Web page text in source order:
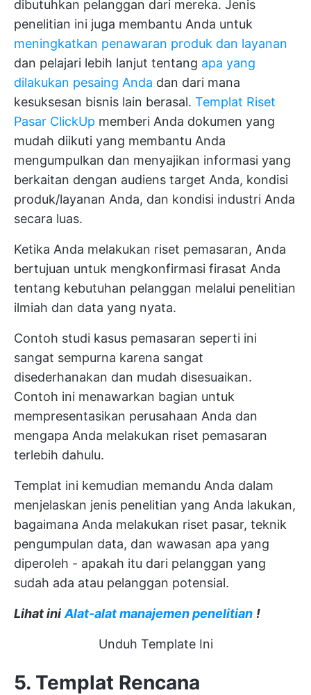
dibutuhkan pelanggan dari mereka. Jenis
penelitian ini juga membantu Anda untuk
meningkatkan penawaran produk dan layanan
dan pelajari lebih lanjut tentang apa yang
dilakukan pesaing Anda dan dari mana
kesuksesan bisnis lain berasal. Templat Riset
Pasar ClickUp memberi Anda dokumen yang
mudah diikuti yang membantu Anda
mengumpulkan dan menyajikan informasi yang
berkaitan dengan audiens target Anda, kondisi
produk/layanan Anda, dan kondisi industri Anda
secara luas.
Ketika Anda melakukan riset pemasaran, Anda
bertujuan untuk mengkonfirmasi firasat Anda
tentang kebutuhan pelanggan melalui penelitian
ilmiah dan data yang nyata.
Contoh studi kasus pemasaran seperti ini
sangat sempurna karena sangat
disederhanakan dan mudah disesuaikan.
Contoh ini menawarkan bagian untuk
mempresentasikan perusahaan Anda dan
mengapa Anda melakukan riset pemasaran
terlebih dahulu.
Templat ini kemudian memandu Anda dalam
menjelaskan jenis penelitian yang Anda lakukan,
bagaimana Anda melakukan riset pasar, teknik
pengumpulan data, dan wawasan apa yang
diperoleh - apakah itu dari pelanggan yang
sudah ada atau pelanggan potensial.
Lihat ini Alat-alat manajemen penelitian !
Unduh Template Ini
5. Templat Rencana